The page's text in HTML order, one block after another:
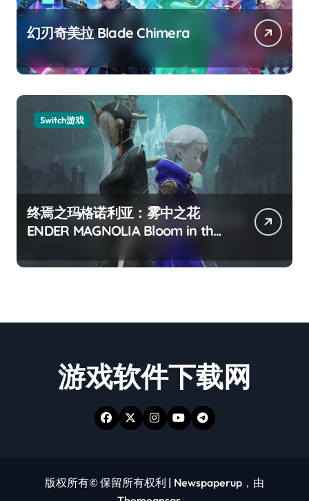
幻刃奇美拉 Blade Chimera
Switch游戏
终焉之玛格诺利亚：雾中之花
ENDER MAGNOLIA Bloom in the
游戏软件下载网
版权所有© 保留所有权利 | Newspaperup ，由